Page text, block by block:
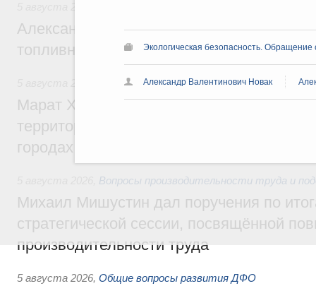
Экологическая безопасность. Обращение
Александр Валентинович Новак
Александр Новак провёл совещание по
топливном рынке
Жилищная политика, рынок жилья
Марат Хуснуллин: Первые проекты
территорий в Донбассе и Новороссии
городах ДНР
Вопросы производительности труда и
Михаил Мишустин дал поручения по
стратегической сессии, посвящённой
производительности труда
5 августа 2026, Общие вопросы развития ДФО